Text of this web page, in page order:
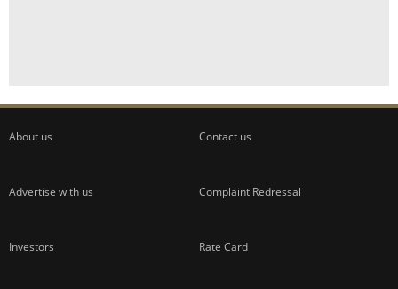
About us Contact us
Advertise with us Complaint Redressal
Investors Rate Card